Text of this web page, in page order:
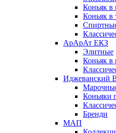
Коньяк в
Коньяк в
АрАрАт ЕКЗ
Элитные
Коньяк в
Иджеванский
Коньяки
Бренди
МАП